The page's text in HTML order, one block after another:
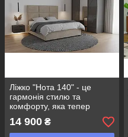
Ліжко "Нота 140" - це
гармонія стилю та
комфорту, яка тепер
доступна для вашого
замовлення.
14 900 ₴